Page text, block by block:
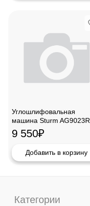
Углошлифовальная
машина Sturm AG9023R
230мм, 2100Вт
9 550₽
Добавить в корзину
Категории